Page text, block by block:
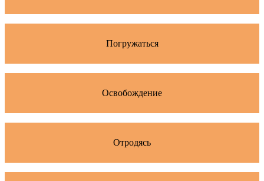
Погружаться
Освобождение
Отродясь